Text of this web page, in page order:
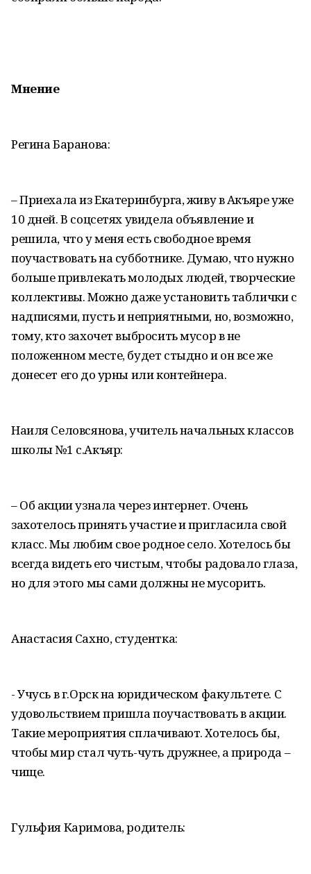
Мнение
Регина Баранова:
– Приехала из Екатеринбурга, живу в Акъяре уже
10 дней. В соцсетях увидела объявление и
решила, что у меня есть свободное время
поучаствовать на субботнике. Думаю, что нужно
больше привлекать молодых людей, творческие
коллективы. Можно даже установить таблички с
надписями, пусть и неприятными, но, возможно,
тому, кто захочет выбросить мусор в не
положенном месте, будет стыдно и он все же
донесет его до урны или контейнера.
Наиля Селовсянова, учитель начальных классов
школы №1 с.Акъяр:
– Об акции узнала через интернет. Очень
захотелось принять участие и пригласила свой
класс. Мы любим свое родное село. Хотелось бы
всегда видеть его чистым, чтобы радовало глаза,
но для этого мы сами должны не мусорить.
Анастасия Сахно, студентка:
- Учусь в г.Орск на юридическом факультете. С
удовольствием пришла поучаствовать в акции.
Такие мероприятия сплачивают. Хотелось бы,
чтобы мир стал чуть-чуть дружнее, а природа –
чище.
Гульфия Каримова, родитель: